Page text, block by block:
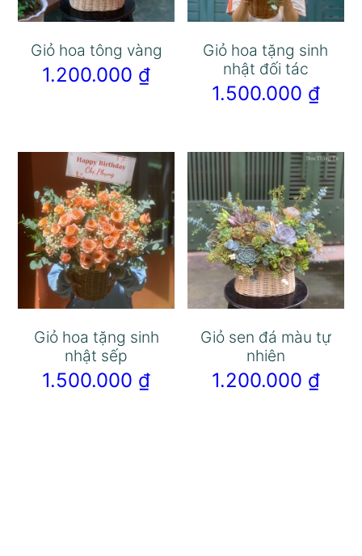
Giỏ hoa tông vàng
1.200.000 ₫
Giỏ hoa tặng sinh
nhật đối tác
1.500.000 ₫
Giỏ hoa tặng sinh
nhật sếp
1.500.000 ₫
Giỏ sen đá màu tự
nhiên
1.200.000 ₫